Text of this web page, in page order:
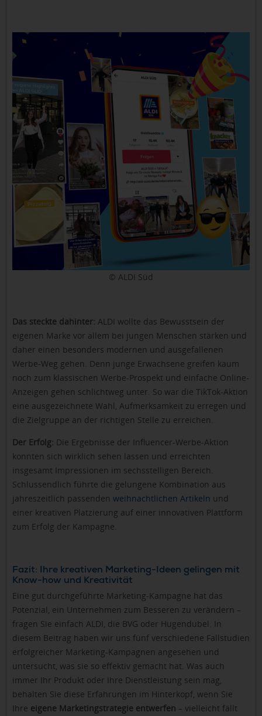
© ALDI Süd
Das steckte dahinter: ALDI wollte das Bewusstsein der
eigenen Marke vor allem bei jungen Menschen stärken und
daher einen besonders modernen und ausgefallenen
Werbe-Weg gehen. Denn junge Erwachsene greifen kaum
noch zum klassischen Werbe-Prospekt und einfache Online-
Anzeigen gehen schlichtweg unter. So war die TikTok-Aktion
eine ausgezeichnete Wahl, Aufmerksamkeit zu erregen und
die Zielgruppe an der richtigen Stelle zu erreichen.
Der Erfolg: Die Ergebnisse der Influencer-Werbe-Aktion
konnten sich wirklich sehen lassen und erreichten
insgesamt Impressionen im sechsstelligen Bereich.
Schlussendlich führte die gelungene Kombination aus
jahreszeitlich passenden weihnachtlichen Artikeln und
einer kreativen Platzierung auf einer innovativen Plattform
zum Erfolg der Kampagne.
Fazit: Ihre kreativen Marketing-Ideen gelingen mit
Know-how und Kreativität
Eine gut durchgeführte Marketing-Kampagne hat das
Potenzial, ein Unternehmen zum Besseren zu verändern –
fragen Sie einfach ALDI, die BVG oder Hugendubel. In
diesem Beitrag haben wir uns fünf verschiedene Fallstudien
erfolgreicher Marketing-Kampagnen angesehen und
untersucht, was sie so effektiv gemacht hat. Was auch
immer Ihr Produkt oder Ihre Dienstleistung sein mag,
behalten Sie diese Erfahrungen im Hinterkopf, wenn Sie
Ihre eigene Marketingstrategie entwerfen – vielleicht fällt